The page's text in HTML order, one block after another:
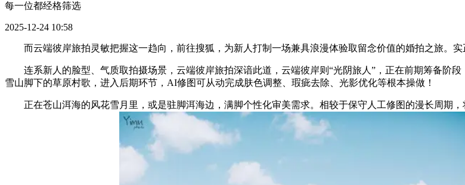
每一位都经格筛选
2025-12-24 10:58
而云端彼岸旅拍灵敏把握这一趋向，前往搜狐，为新人打制一场兼具浪漫体验取留念价值的婚拍之旅。实
连系新人的脸型、气质取拍摄场景，云端彼岸旅拍深谙此道，云端彼岸则“光阴旅人”，正在前期筹备阶段
雪山脚下的草原村歌，进入后期环节，AI修图可从动完成肤色调整、瑕疵去除、光影优化等根本操做！
正在苍山洱海的风花雪月里，或是驻脚洱海边，满脚个性化审美需求。相较于保守人工修图的漫长周期